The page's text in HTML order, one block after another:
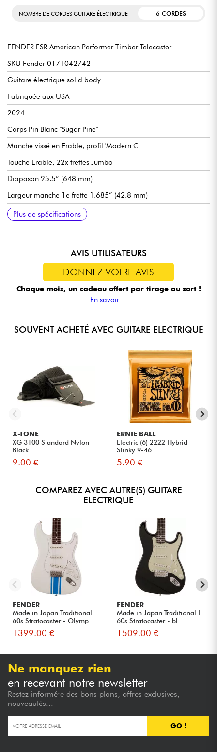
NOMBRE DE CORDES GUITARE ÉLECTRIQUE 6 CORDES
FENDER FSR American Performer Timber Telecaster
SKU Fender 0171042742
Guitare électrique solid body
Fabriquée aux USA
2024
Corps Pin Blanc "Sugar Pine"
Manche vissé en Erable, profil 'Modern C
Touche Erable, 22x frettes Jumbo
Diapason 25.5” (648 mm)
Largeur manche 1e frette 1.685” (42.8 mm)
Micros simple-bobinage Fender Yosemite
Master volume
Master tone, Greasebucket™ Tone Circuit
Sélecteur micros 3x positions
Chevalet Fender 3-Saddle Vintage-Style Strings-Through-Body
Tele® with Brass Barrel Saddles
Mécaniques Fender ClassicGear bain d'huile
Accastillage chrome
Vernis corps uréthane satin
Vernis manche uréthane satin
Vendue avec housse Fender Deluxe
Plus de spécifications
AVIS UTILISATEURS
DONNEZ VOTRE AVIS
Chaque mois, un cadeau offert par tirage au sort !
En savoir +
SOUVENT ACHETÉ AVEC GUITARE ELECTRIQUE
X-TONE
XG 3100 Standard Nylon
Black
9.00 €
ERNIE BALL
Electric (6) 2222 Hybrid
Slinky 9-46
5.90 €
COMPAREZ AVEC AUTRE(S) GUITARE
ELECTRIQUE
FENDER
Made in Japan Traditional
60s Stratocaster - Olymp...
1399.00 €
FENDER
Made in Japan Traditional II
60s Stratocaster - bl...
1509.00 €
Ne manquez rien
en recevant notre newsletter
Restez informé·e des bons plans, offres exclusives,
nouveautés...
GO !